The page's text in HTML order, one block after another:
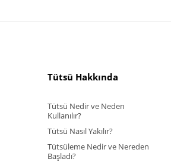
Tütsü Hakkında
Tütsü Nedir ve Neden
Kullanılır?
Tütsü Nasıl Yakılır?
Tütsüleme Nedir ve Nereden
Başladı?